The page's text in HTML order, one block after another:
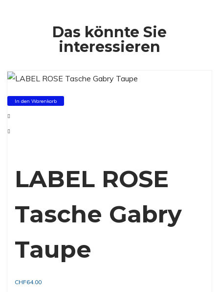
Das könnte Sie
interessieren
In den Warenkorb
LABEL ROSE
Tasche Gabry
Taupe
CHF64.00